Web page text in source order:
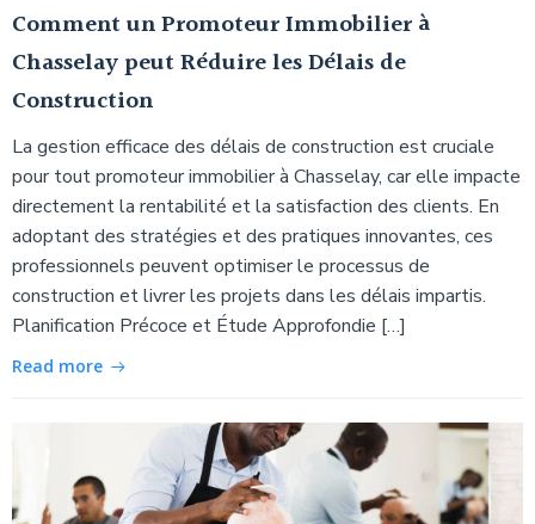
Comment un Promoteur Immobilier à
Chasselay peut Réduire les Délais de
Construction
La gestion efficace des délais de construction est cruciale
pour tout promoteur immobilier à Chasselay, car elle impacte
directement la rentabilité et la satisfaction des clients. En
adoptant des stratégies et des pratiques innovantes, ces
professionnels peuvent optimiser le processus de
construction et livrer les projets dans les délais impartis.
Planification Précoce et Étude Approfondie […]
Read more